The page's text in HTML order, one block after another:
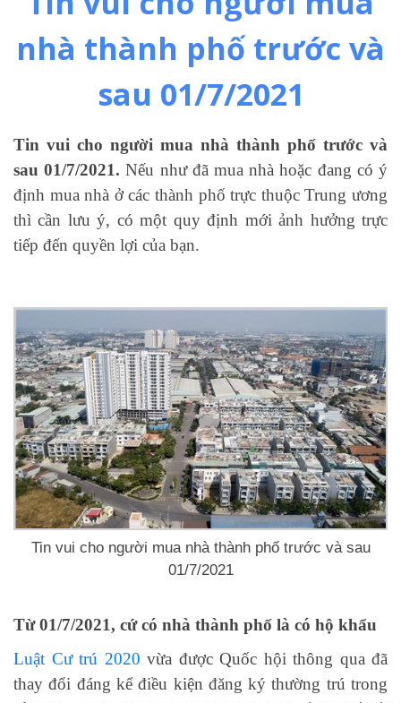
nhà thành phố trước và
sau 01/7/2021
Tin vui cho người mua nhà thành phố trước và
sau 01/7/2021.Nếu như đã mua nhà hoặc đang có ý
định mua nhà ở các thành phố trực thuộc Trung ương
thì cần lưu ý, có một quy định mới ảnh hưởng trực
tiếp đến quyền lợi của bạn.
Tin vui cho người mua nhà thành phố trước và sau
01/7/2021
Từ 01/7/2021, cứ có nhà thành phố là có hộ khẩu
Luật Cư trú 2020 vừa được Quốc hội thông qua đã
thay đổi đáng kể điều kiện đăng ký thường trú trong